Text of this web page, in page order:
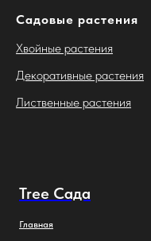
Садовые растения
Хвойные растения
Декоративные растения
Лиственные растения
Tree Сада
Главная